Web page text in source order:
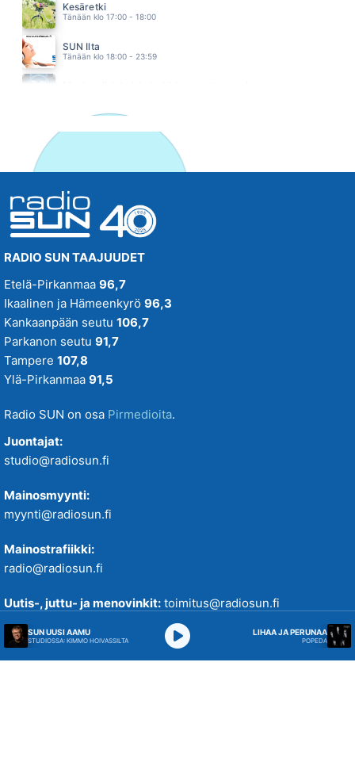
SAMULI EDELMANN
03.00
BONNIE TYLER
02.57
Kesäretki
Tänään klo 17:00 - 18:00
SUN Ilta
Tänään klo 18:00 - 23:59
RADIO SUN TAAJUUDET
Etelä-Pirkanmaa 96,7
Ikaalinen ja Hämeenkyrö 96,3
Kankaanpään seutu 106,7
Parkanon seutu 91,7
Tampere 107,8
Ylä-Pirkanmaa 91,5
Radio SUN on osa Pirmedioita.
Juontajat:
studio@radiosun.fi
Mainosmyynti:
myynti@radiosun.fi
Mainostrafiikki:
radio@radiosun.fi
Uutis-, juttu- ja menovinkit: toimitus@radiosun.fi
Radio SUN
Suvantokatu 13
SUN UUSI AAMU
STUDIOSSA: KIMMO HOIVASSILTA
LIHAA JA PERUNAA
POPEDA